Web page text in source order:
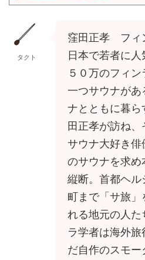
タクト
窪田正孝 フィ
日本で若者に
５０万のフィ
一つサウナがあ
ナとともに暮ら
田正孝が訪ね、
サウナ大好き俳
のサウナを求め
縦断。首都ヘ
町まで「サ旅
れる地元の人た
ラ学者は海外
だ自作のスモ